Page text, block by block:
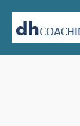
Ga
direct
naar